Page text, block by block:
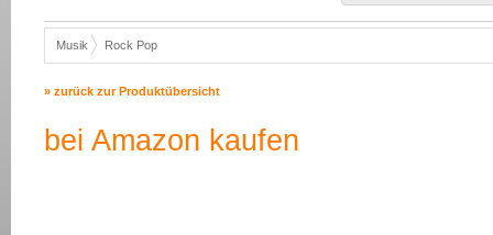
Musik Rock Pop
» zurück zur Produktübersicht
bei Amazon kaufen